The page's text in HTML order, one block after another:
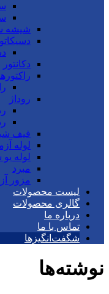
شیشه
دکانتور
روداژ
قیف
لوله
لوله
مبرد
مزور
لیست محصولات
گالری محصولات
درباره ما
تماس با ما
شگفت‌انگیزها
نوشته‌ها